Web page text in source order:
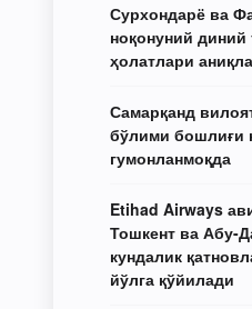
Сурхондарё ва
ноқонуний
ҳолатлари
Самарқанд
бўлими бошлиғи
гумонланмоқда
Etihad Airways
Тошкент ва Абу-
кундалик
йўлга қўйилади